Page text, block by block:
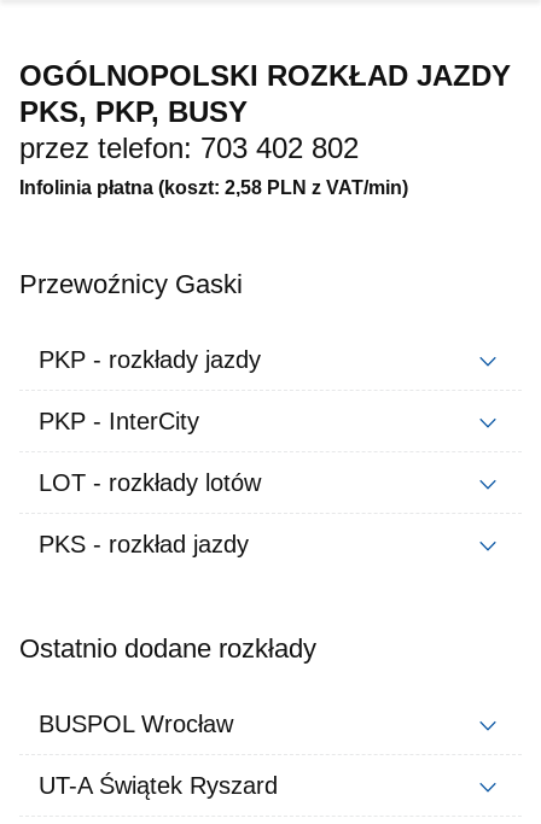
OGÓLNOPOLSKI ROZKŁAD JAZDY
PKS, PKP, BUSY
przez telefon: 703 402 802
Infolinia płatna (koszt: 2,58 PLN z VAT/min)
Przewoźnicy Gaski
PKP - rozkłady jazdy
PKP - InterCity
LOT - rozkłady lotów
PKS - rozkład jazdy
Ostatnio dodane rozkłady
BUSPOL Wrocław
UT-A Świątek Ryszard